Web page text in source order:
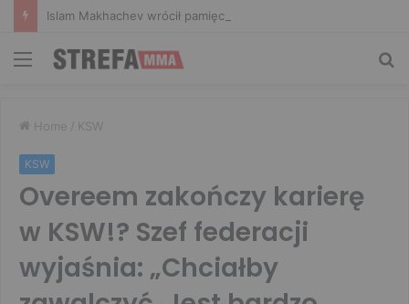
Menu
Home / KSW
KSW
Overeem zakończy karierę
w KSW!? Szef federacji
wyjaśnia: „Chciałby